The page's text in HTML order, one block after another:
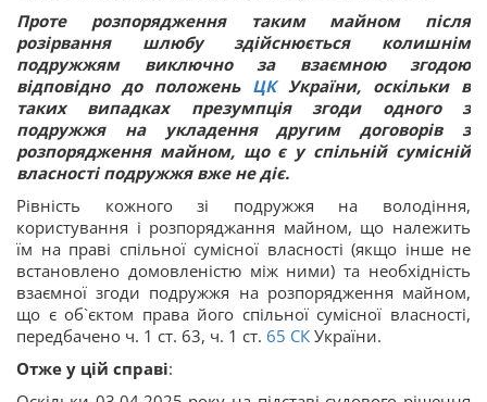
Проте розпорядження таким майном після
розірвання шлюбу здійснюється колишнім
подружжям виключно за взаємною згодою
відповідно до положень ЦКУкраїни, оскільки в
таких випадках презумпція згоди одного з
подружжя на укладення другим договорів з
розпорядження майном, що є у спільній сумісній
власності подружжя вже не діє.
Рівність кожного зі подружжя на володіння,
користування і розпоряджання майном, що належить
їм на праві спільної сумісної власності (якщо інше не
встановлено домовленістю між ними) та необхідність
взаємної згоди подружжя на розпорядження майном,
що є об`єктом права його спільної сумісної власності,
передбачено ч. 1 ст. 63, ч. 1 ст. 65 СК України.
Отже у цій справі: